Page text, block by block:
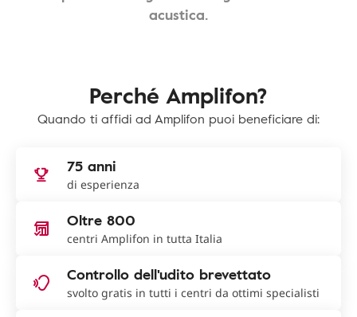
acustica.
Perché Amplifon?
Quando ti affidi ad Amplifon puoi beneficiare di:
75 anni
di esperienza
Oltre 800
centri Amplifon in tutta Italia
Controllo dell'udito brevettato
svolto gratis in tutti i centri da ottimi specialisti